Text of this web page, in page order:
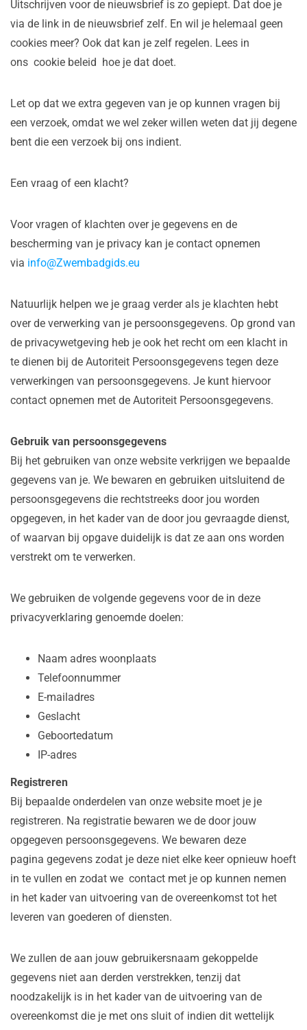
Uitschrijven voor de nieuwsbrief is zo gepiept. Dat doe je
via de link in de nieuwsbrief zelf. En wil je helemaal geen
cookies meer? Ook dat kan je zelf regelen. Lees in
ons cookie beleid hoe je dat doet.
Let op dat we extra gegeven van je op kunnen vragen bij
een verzoek, omdat we wel zeker willen weten dat jij degene
bent die een verzoek bij ons indient.
Een vraag of een klacht?
Voor vragen of klachten over je gegevens en de
bescherming van je privacy kan je contact opnemen
via info@Zwembadgids.eu
Natuurlijk helpen we je graag verder als je klachten hebt
over de verwerking van je persoonsgegevens. Op grond van
de privacywetgeving heb je ook het recht om een klacht in
te dienen bij de Autoriteit Persoonsgegevens tegen deze
verwerkingen van persoonsgegevens. Je kunt hiervoor
contact opnemen met de Autoriteit Persoonsgegevens.
Gebruik van persoonsgegevens
Bij het gebruiken van onze website verkrijgen we bepaalde
gegevens van je. We bewaren en gebruiken uitsluitend de
persoonsgegevens die rechtstreeks door jou worden
opgegeven, in het kader van de door jou gevraagde dienst,
of waarvan bij opgave duidelijk is dat ze aan ons worden
verstrekt om te verwerken.
We gebruiken de volgende gegevens voor de in deze
privacyverklaring genoemde doelen:
Naam adres woonplaats
Telefoonnummer
E-mailadres
Geslacht
Geboortedatum
IP-adres
Registreren
Bij bepaalde onderdelen van onze website moet je je
registreren. Na registratie bewaren we de door jouw
opgegeven persoonsgegevens. We bewaren deze
pagina gegevens zodat je deze niet elke keer opnieuw hoeft
in te vullen en zodat we contact met je op kunnen nemen
in het kader van uitvoering van de overeenkomst tot het
leveren van goederen of diensten.
We zullen de aan jouw gebruikersnaam gekoppelde
gegevens niet aan derden verstrekken, tenzij dat
noodzakelijk is in het kader van de uitvoering van de
overeenkomst die je met ons sluit of indien dit wettelijk